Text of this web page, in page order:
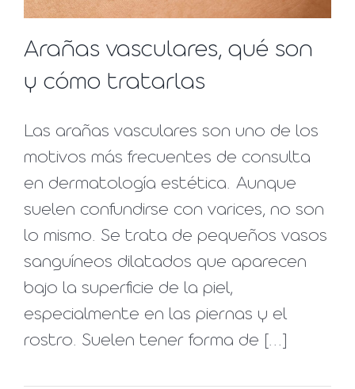
Arañas vasculares, qué son
y cómo tratarlas
Las arañas vasculares son uno de los
motivos más frecuentes de consulta
en dermatología estética. Aunque
suelen confundirse con varices, no son
lo mismo. Se trata de pequeños vasos
sanguíneos dilatados que aparecen
bajo la superficie de la piel,
especialmente en las piernas y el
rostro. Suelen tener forma de [...]